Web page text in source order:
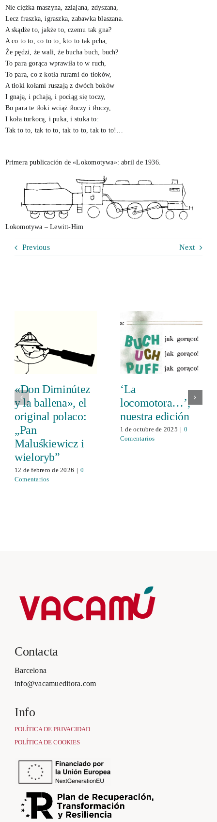
Nie ciężka maszyna, zziajana, zdyszana,
Lecz fraszka, igraszka, zabawka blaszana.
A skądże to, jakże to, czemu tak gna?
A co to to, co to to, kto to tak pcha,
Że pędzi, że wali, że bucha buch, buch?
To para gorąca wprawiła to w ruch,
To para, co z kotła rurami do tłoków,
A tłoki kołami ruszają z dwóch boków
I gnają, i pchają, i pociąg się toczy,
Bo para te tłoki wciąż tłoczy i tłoczy,
I koła turkocą, i puka, i stuka to:
Tak to to, tak to to, tak to to, tak to to!…
Primera publicación de «Lokomotywa»: abril de 1936.
Lokomotywa – Lewitt-Him
Previous Next
«Don Diminútez
y la ballena», el
original polaco:
„Pan
Maluśkiewicz i
wieloryb”
12 de febrero de 2026 | 0
Comentarios
‘La
locomotora…’,
nuestra edición
1 de octubre de 2025 | 0
Comentarios
Contacta
Barcelona
info@vacamueditora.com
Info
POLÍTICA DE PRIVACIDAD
POLÍTICA DE COOKIES